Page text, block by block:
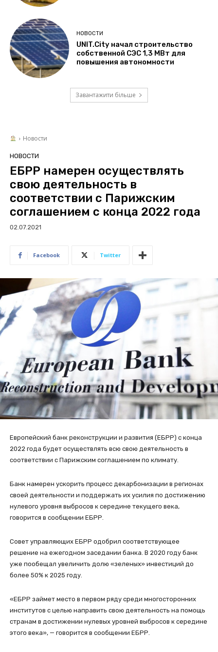
НОВОСТИ
UNIT.City начал строительство
собственной СЭС 1,3 МВт для
повышения автономности
Завантажити більше